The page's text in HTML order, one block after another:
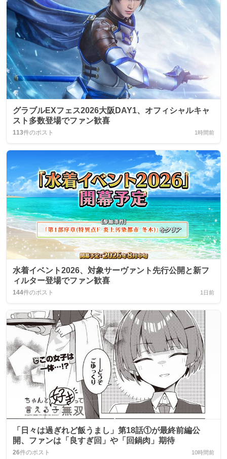
グラブルEXフェス2026大阪DAY1、オフィシャルキャ
スト多数登場でファン歓喜
113件のポスト 1時間前
水着イベント2026、対象サーヴァント先行公開と新フ
ィルター登場でファン歓喜
144件のポスト 1日前
「日々は過ぎれど飯うまし」第18話①が最終前編公
開、ファンは「良すぎ回」や「回鍋肉」期待
26件のポスト 10時間前